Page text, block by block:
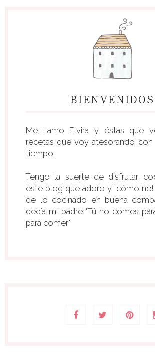
BIENVENIDOS
Me llamo Elvira y éstas que
recetas que voy atesorando
tiempo.
Tengo la suerte de disfrutar
este blog que adoro y ¡cómo
de lo cocinado en buena
decía mi padre "Tú no comes
para comer"